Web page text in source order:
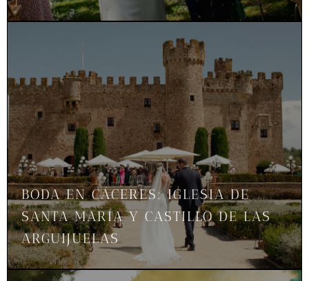
BODA EN CÁCERES: IGLESIA DE
SANTA MARÍA Y CASTILLO DE LAS
ARGUIJUELAS